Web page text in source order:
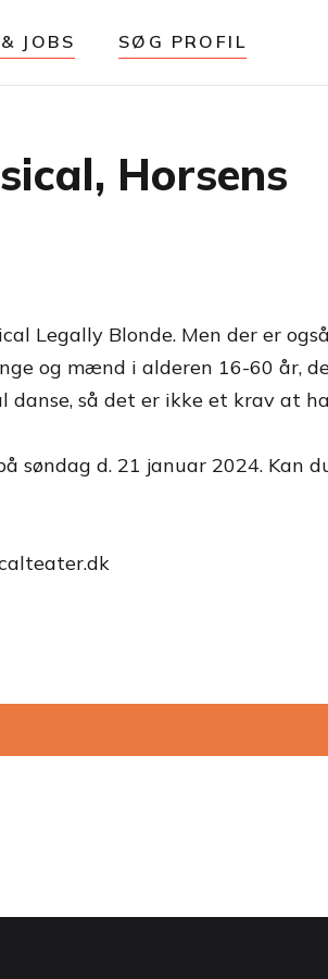
JOBS SØG PROFIL
Horsens
Legally Blonde. Men der er
og mænd i alderen 16-60 år,
danse, så det er ikke et krav at
d. 21 januar 2024. Kan